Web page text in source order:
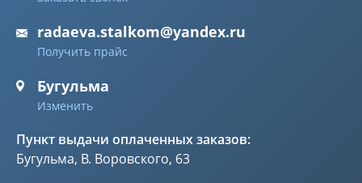
radaeva.stalkom@yandex.ru
Получить прайс
Бугульма
Изменить
Пункт выдачи оплаченных заказов:
Бугульма, В. Воровского, 63